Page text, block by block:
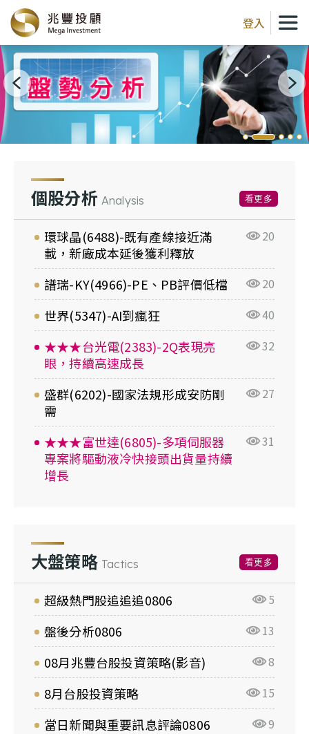
登入
個股分析 Analysis 看更多
環球晶(6488)-既有產線接近滿
載，新廠成本延後獲利釋放
20
譜瑞-KY(4966)-PE、PB評價低檔 20
世界(5347)-AI到瘋狂 40
★★★台光電(2383)-2Q表現亮
眼，持續高速成長
32
盛群(6202)-國家法規形成安防剛
需
27
★★★富世達(6805)-多項伺服器
專案將驅動液冷快接頭出貨量持續
增長
31
大盤策略 Tactics 看更多
超級熱門股追追追0806 5
盤後分析0806 13
08月兆豐台股投資策略(影音) 8
8月台股投資策略 15
當日新聞與重要訊息評論0806 9